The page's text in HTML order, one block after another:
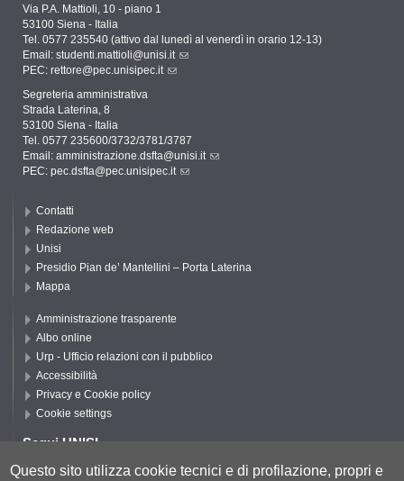
Via P.A. Mattioli, 10 - piano 1
53100 Siena - Italia
Tel. 0577 235540 (attivo dal lunedì al venerdì in orario 12-13)
Email: studenti.mattioli@unisi.it
PEC: rettore@pec.unisipec.it
Segreteria amministrativa
Strada Laterina, 8
53100 Siena - Italia
Tel. 0577 235600/3732/3781/3787
Email: amministrazione.dsfta@unisi.it
PEC: pec.dsfta@pec.unisipec.it
Contatti
Redazione web
Unisi
Presidio Pian de’ Mantellini – Porta Laterina
Mappa
Amministrazione trasparente
Albo online
Urp - Ufficio relazioni con il pubblico
Accessibilità
Privacy e Cookie policy
Cookie settings
Segui UNISI
Questo sito utilizza cookie tecnici e di profilazione, propri e